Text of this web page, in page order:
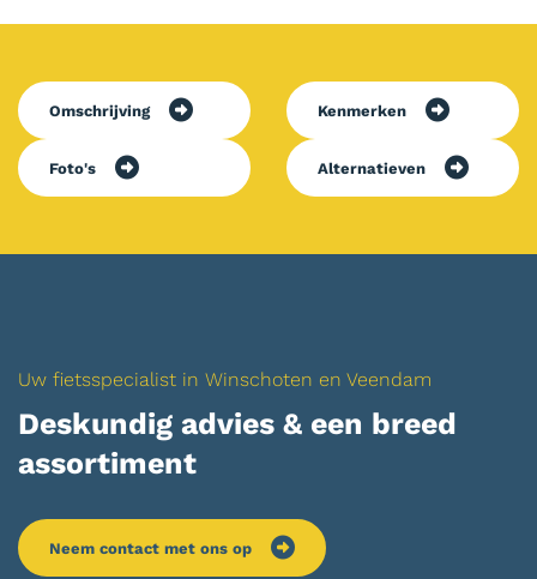
Omschrijving Kenmerken
Foto's Alternatieven
Uw fietsspecialist in Winschoten en Veendam
Deskundig advies & een breed
assortiment
Neem contact met ons op